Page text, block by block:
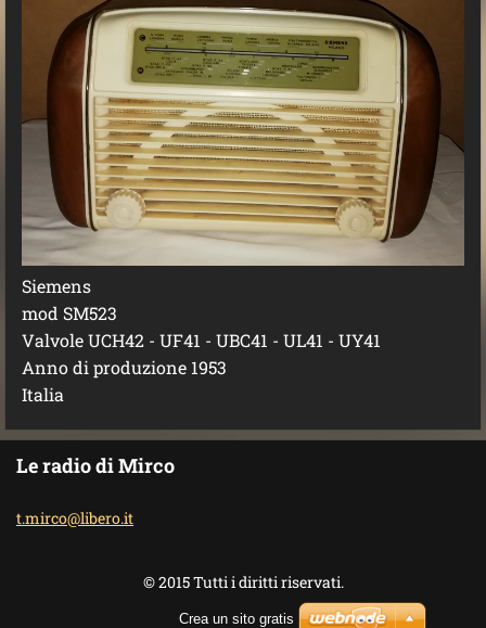
Siemens
mod SM523
Valvole UCH42 - UF41 - UBC41 - UL41 - UY41
Anno di produzione 1953
Italia
Le radio di Mirco
t.mirco@libero.it
© 2015 Tutti i diritti riservati.
Crea un sito gratis